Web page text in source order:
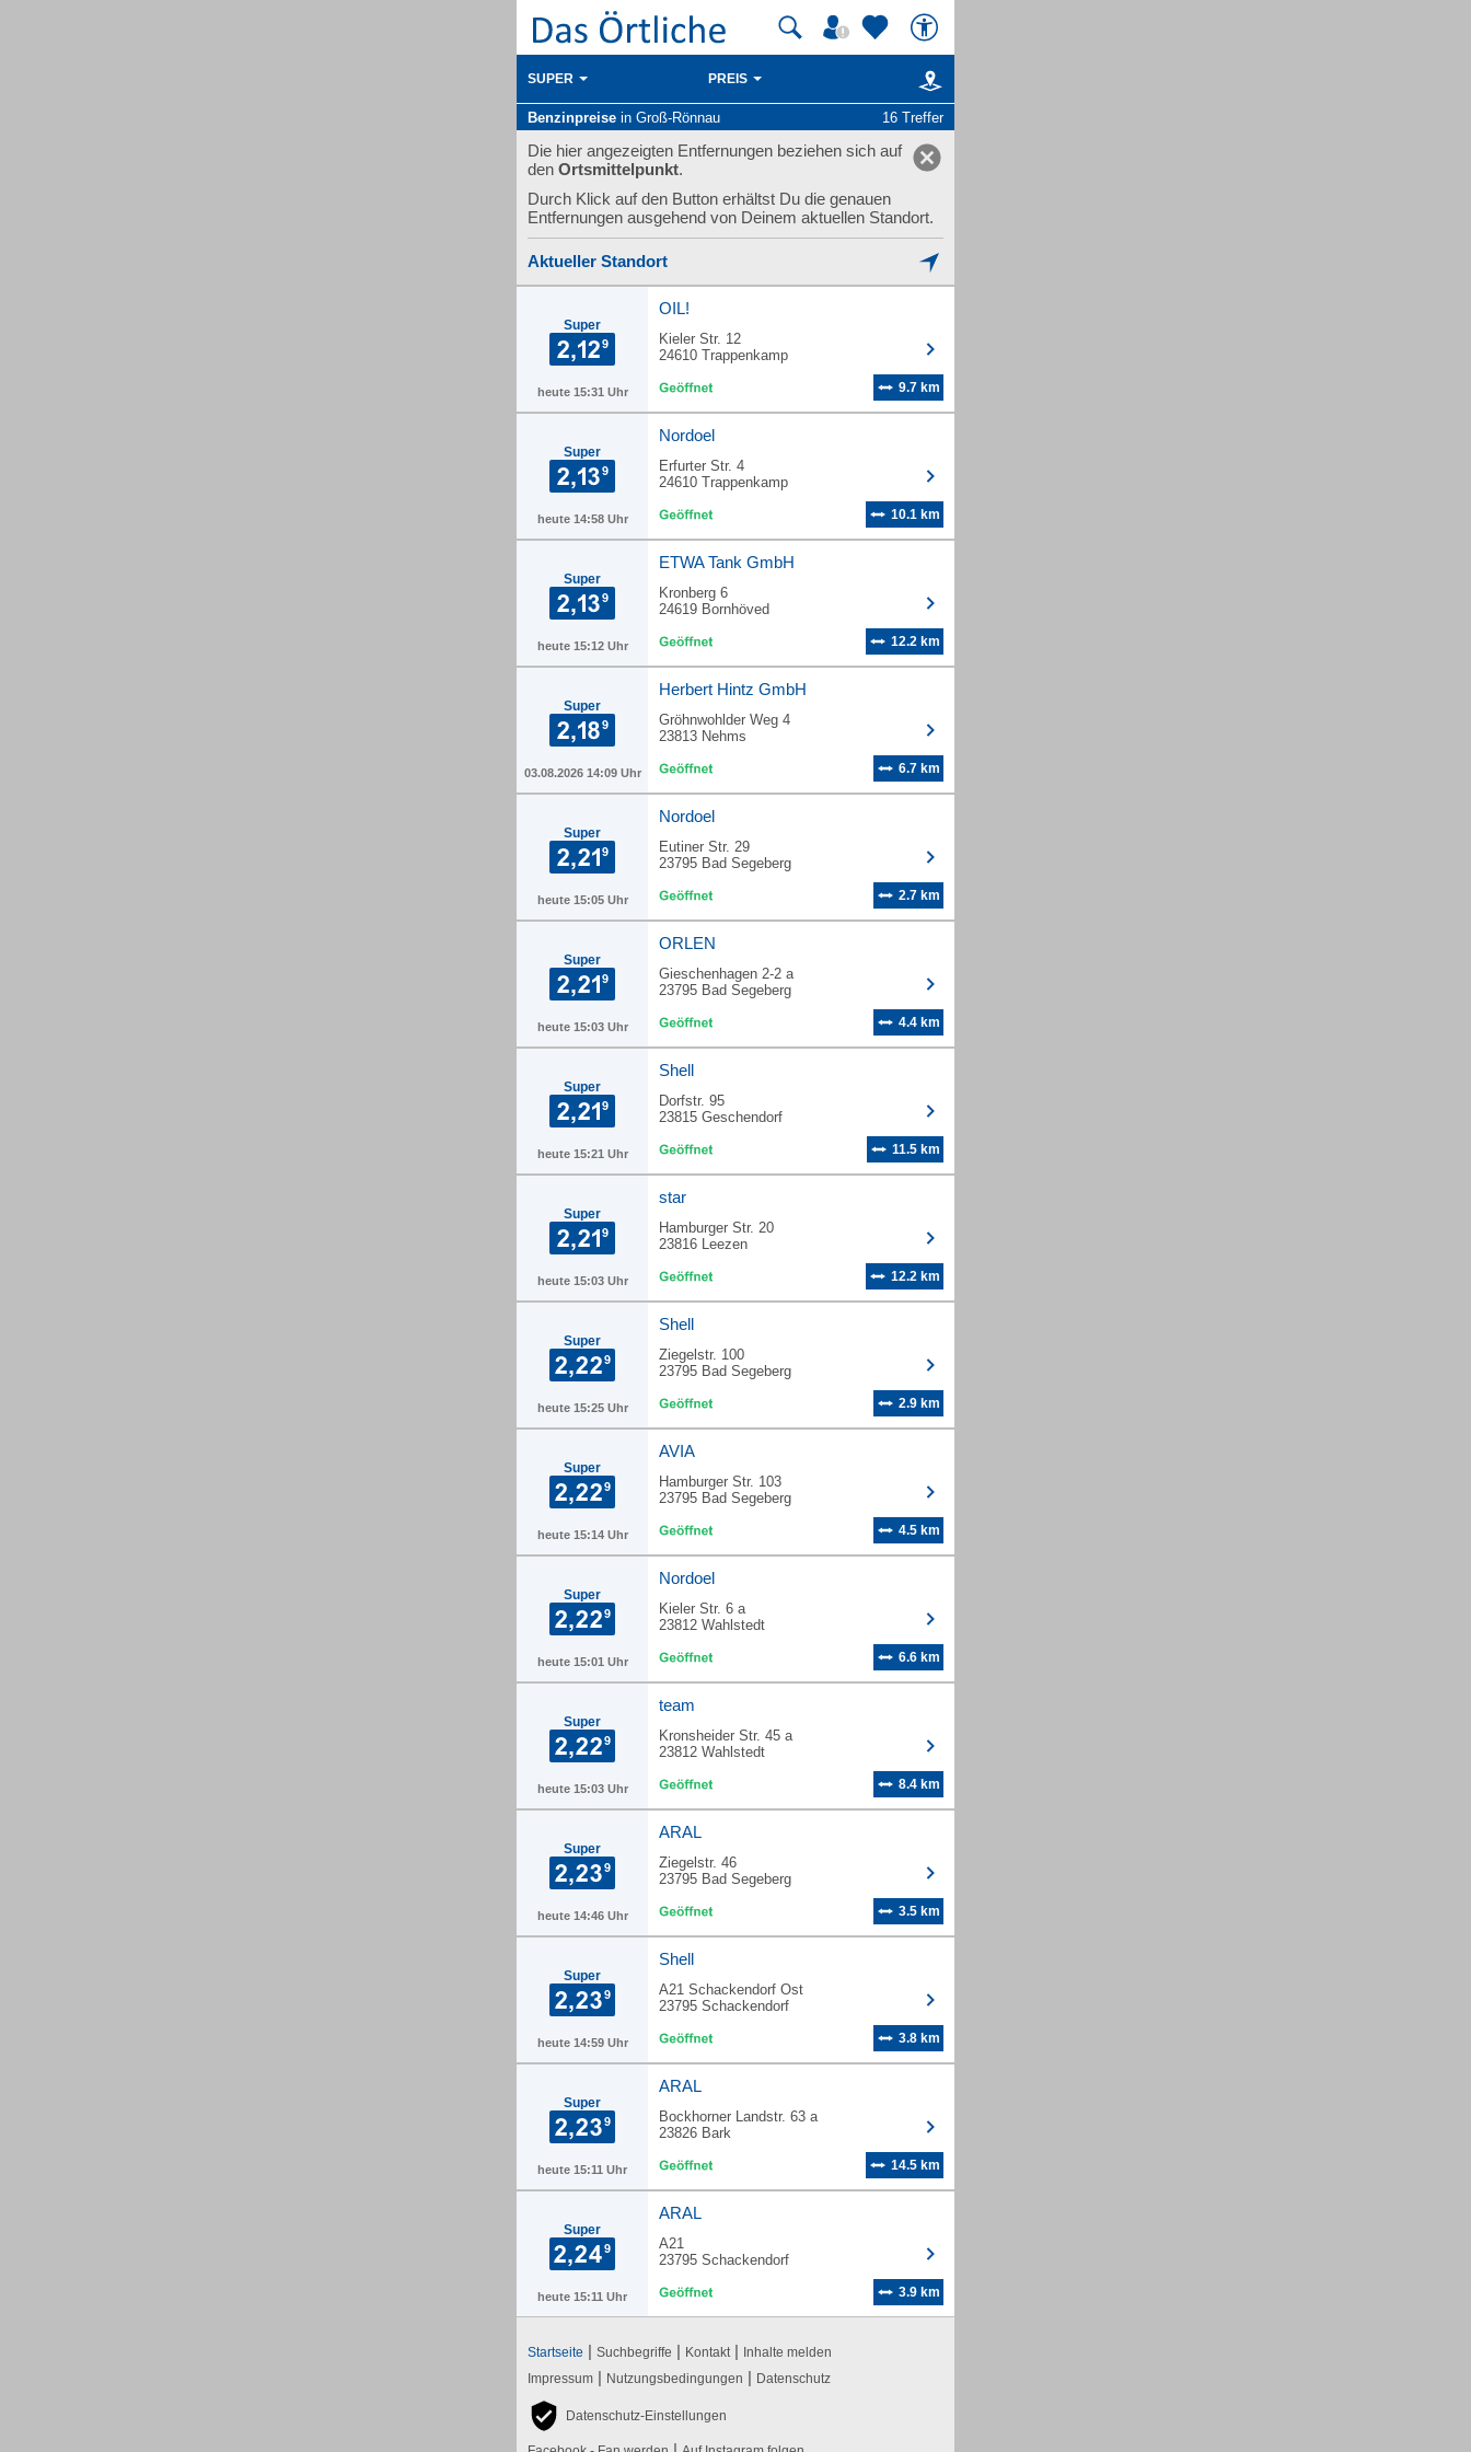
SUPER PREIS
Benzinpreise in Groß-Rönnau 16 Treffer
Die hier angezeigten Entfernungen beziehen sich auf
den Ortsmittelpunkt.
Durch Klick auf den Button erhältst Du die genauen
Entfernungen ausgehend von Deinem aktuellen Standort.
Aktueller Standort
Super
heute 15:31 Uhr
OIL!
Kieler Str. 12
24610 Trappenkamp
9.7 km
Super
heute 14:58 Uhr
Nordoel
Erfurter Str. 4
24610 Trappenkamp
10.1 km
Super
heute 15:12 Uhr
ETWA Tank GmbH
Kronberg 6
24619 Bornhöved
12.2 km
Super
03.08.2026 14:09 Uhr
Herbert Hintz GmbH
Gröhnwohlder Weg 4
23813 Nehms
6.7 km
Super
heute 15:05 Uhr
Nordoel
Eutiner Str. 29
23795 Bad Segeberg
2.7 km
Super
heute 15:03 Uhr
ORLEN
Gieschenhagen 2-2 a
23795 Bad Segeberg
4.4 km
Super
heute 15:21 Uhr
Shell
Dorfstr. 95
23815 Geschendorf
11.5 km
Super
heute 15:03 Uhr
star
Hamburger Str. 20
23816 Leezen
12.2 km
Super
heute 15:25 Uhr
Shell
Ziegelstr. 100
23795 Bad Segeberg
2.9 km
Super
heute 15:14 Uhr
AVIA
Hamburger Str. 103
23795 Bad Segeberg
4.5 km
Super
heute 15:01 Uhr
Nordoel
Kieler Str. 6 a
23812 Wahlstedt
6.6 km
Super
heute 15:03 Uhr
team
Kronsheider Str. 45 a
23812 Wahlstedt
8.4 km
Super
heute 14:46 Uhr
ARAL
Ziegelstr. 46
23795 Bad Segeberg
3.5 km
Super
heute 14:59 Uhr
Shell
A21 Schackendorf Ost
23795 Schackendorf
3.8 km
Super
heute 15:11 Uhr
ARAL
Bockhorner Landstr. 63 a
23826 Bark
14.5 km
Super
heute 15:11 Uhr
ARAL
A21
23795 Schackendorf
3.9 km
Startseite | Suchbegriffe | Kontakt | Inhalte melden
Impressum | Nutzungsbedingungen | Datenschutz
Datenschutz-Einstellungen